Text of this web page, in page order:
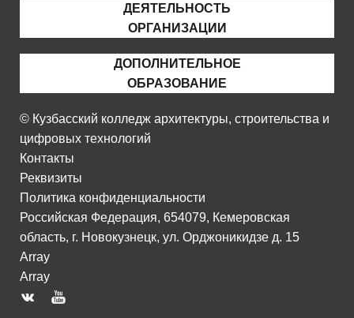
ДЕЯТЕЛЬНОСТЬ
ОРГАНИЗАЦИИ
ДОПОЛНИТЕЛЬНОЕ
ОБРАЗОВАНИЕ
© Кузбасский колледж архитектуры, строительства и
цифровых технологий
Контакты
Реквизиты
Политика конфиденциальности
Российская Федерация, 654079, Кемеровская
область, г. Новокузнецк, ул. Орджоникидзе д. 15
Array
Array